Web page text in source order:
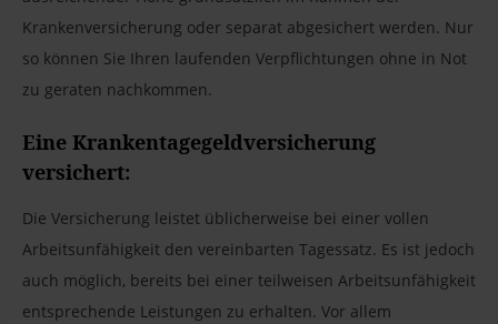
Krankenversicherung oder separat abgesichert werden. Nur
so können Sie Ihren laufenden Verpflichtungen ohne in Not
zu geraten nachkommen.
Eine Krankentagegeldversicherung
versichert:
Die Versicherung leistet üblicherweise bei einer vollen
Arbeitsunfähigkeit den vereinbarten Tagessatz. Es ist jedoch
auch möglich, bereits bei einer teilweisen Arbeitsunfähigkeit
entsprechende Leistungen zu erhalten. Vor allem